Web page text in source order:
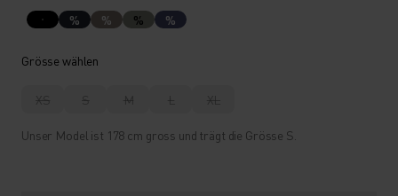
% % % %
Grösse wählen
XS S M L XL
Unser Model ist 178 cm gross und trägt die Grösse S.